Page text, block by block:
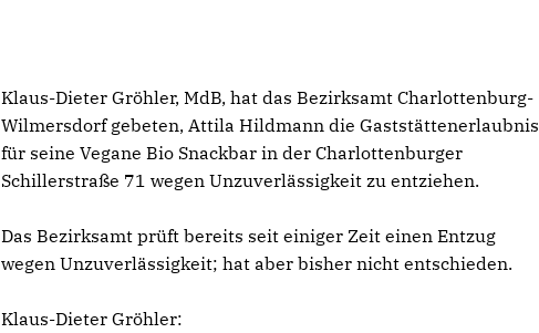
Klaus-Dieter Gröhler, MdB, hat das Bezirksamt Charlottenburg-
Wilmersdorf gebeten, Attila Hildmann die Gaststättenerlaubnis
für seine Vegane Bio Snackbar in der Charlottenburger
Schillerstraße 71 wegen Unzuverlässigkeit zu entziehen.
Das Bezirksamt prüft bereits seit einiger Zeit einen Entzug
wegen Unzuverlässigkeit; hat aber bisher nicht entschieden.
Klaus-Dieter Gröhler: